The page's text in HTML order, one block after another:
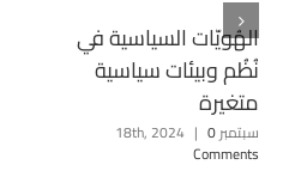
الهُويّات السياسية في
نُظُم وبيئات سياسية
متغيرة
سبتمبر 18th, 2024 | 0
Comments